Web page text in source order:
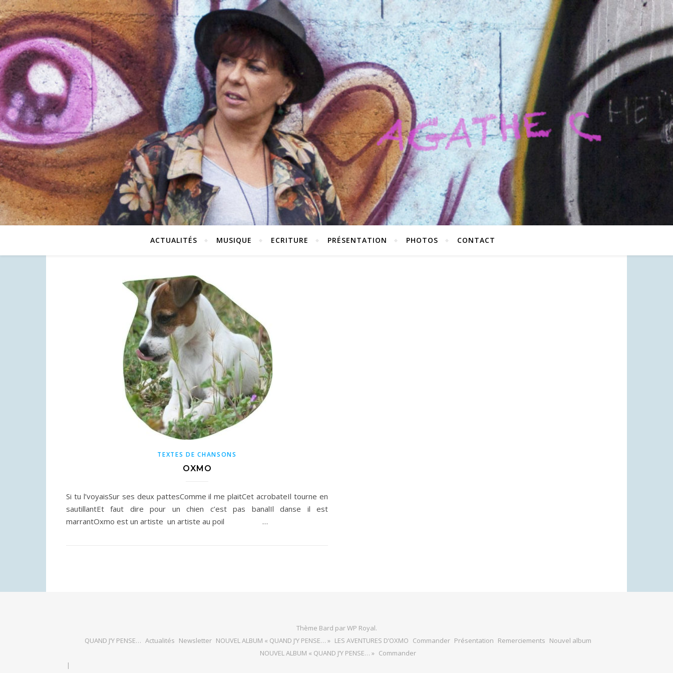
ACTUALITÉS MUSIQUE ECRITURE PRÉSENTATION PHOTOS CONTACT
TEXTES DE CHANSONS
OXMO
Si tu l’voyaisSur ses deux pattesComme il me plaitCet acrobateIl tourne en
sautillantEt faut dire pour un chien c’est pas banalIl danse il est
marrantOxmo est un artiste un artiste au poil …
Thème Bard parWP Royal.
QUAND J’Y PENSE… Actualités Newsletter NOUVEL ALBUM « QUAND J’Y PENSE… » LES AVENTURES D’OXMO Commander Présentation Remerciements Nouvel album
NOUVEL ALBUM « QUAND J’Y PENSE… » Commander